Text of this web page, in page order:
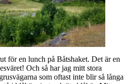
för en lunch på Båtshaket. Det är en
Och så har jag mitt stora
som oftast inte blir så långa